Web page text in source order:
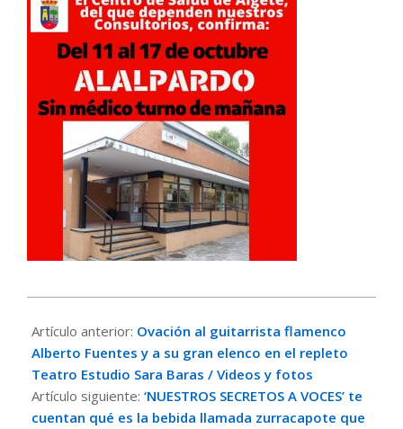
10-
10
Artículo anterior: Ovación al guitarrista flamenco
Alberto Fuentes y a su gran elenco en el repleto
Teatro Estudio Sara Baras / Videos y fotos
Artículo siguiente: ‘NUESTROS SECRETOS A VOCES’ te
cuentan qué es la bebida llamada zurracapote que